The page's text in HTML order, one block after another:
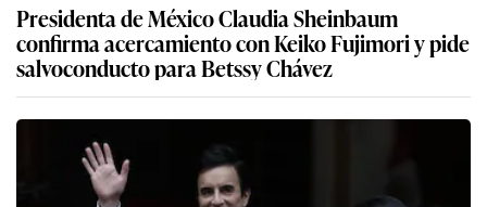
Presidenta de México Claudia Sheinbaum
confirma acercamiento con Keiko Fujimori y pide
salvoconducto para Betssy Chávez